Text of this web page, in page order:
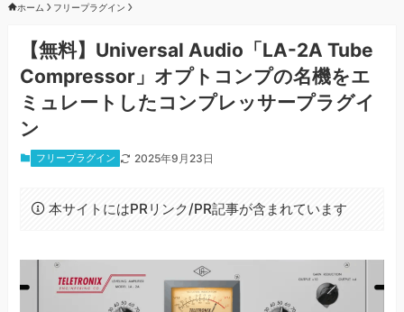
ホーム フリープラグイン
【無料】Universal Audio「LA-2A Tube
Compressor」オプトコンプの名機をエ
ミュレートしたコンプレッサープラグイ
ン
フリープラグイン 2025年9月23日
本サイトにはPRリンク/PR記事が含まれています